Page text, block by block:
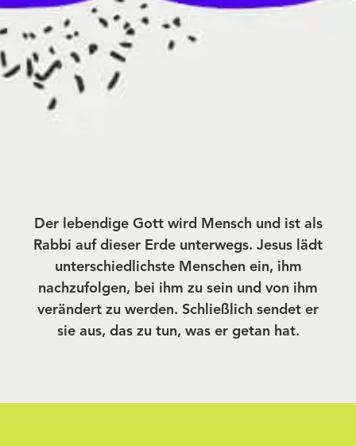
Der lebendige Gott wird Mensch und ist als
Rabbi auf dieser Erde unterwegs. Jesus lädt
unterschiedlichste Menschen ein, ihm
nachzufolgen, bei ihm zu sein und von ihm
verändert zu werden. Schließlich sendet er
sie aus, das zu tun, was er getan hat.